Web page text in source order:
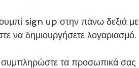
sign up στην πάνω δεξιά
να δημιουργήσετε λογαριασμό.
συμπληρώστε τα προσωπικά σας